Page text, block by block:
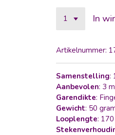
In
Artikelnummer:
Samenstelling:
Aanbevolen: 3
Garendikte:
Gewicht: 50
Looplengte: